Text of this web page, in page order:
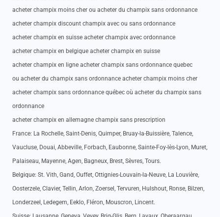
acheter champix moins cher ou acheter du champix sans ordonnance
acheter champix discount champix avec ou sans ordonnance
acheter champix en suisse acheter champix avec ordonnance
acheter champix en belgique acheter champix en suisse
acheter champix en ligne acheter champix sans ordonnance quebec
ou acheter du champix sans ordonnance acheter champix moins cher
acheter champix sans ordonnance québec où acheter du champix sans
ordonnance
acheter champix en allemagne champix sans prescription
France: La Rochelle, Saint-Denis, Quimper, Bruay-la-Buissière, Talence,
Vaucluse, Douai, Abbeville, Forbach, Eaubonne, Sainte-Foy-lès-Lyon, Muret,
Palaiseau, Mayenne, Agen, Bagneux, Brest, Sèvres, Tours.
Belgique: St. Vith, Gand, Ouffet, Ottignies-Louvain-la-Neuve, La Louvière,
Oosterzele, Clavier, Tellin, Arlon, Zoersel, Tervuren, Hulshout, Ronse, Bilzen,
Londerzeel, Ledegem, Eeklo, Fléron, Mouscron, Lincent.